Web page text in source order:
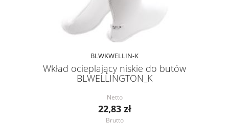
BLWKWELLIN-K
Wkład ocieplający niskie do butów
BLWELLINGTON_K
Netto
22,83 zł
Brutto